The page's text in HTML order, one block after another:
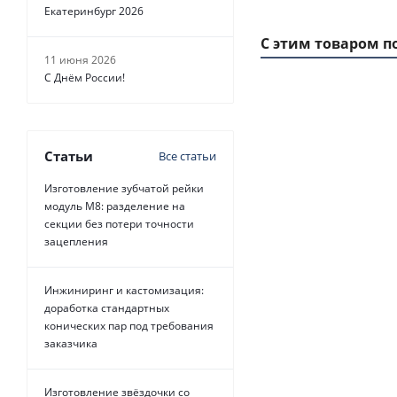
С этим товаром
Екатеринбург 2026
11 июня 2026
С Днём России!
Статьи Все статьи
Изготовление зубчатой рейки
модуль М8: разделение на
секции без потери точности
зацепления
Инжиниринг и кастомизация:
доработка стандартных
конических пар под требования
заказчика
Изготовление звёздочки со